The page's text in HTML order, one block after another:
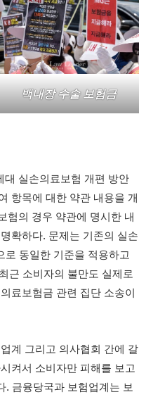
백내장 수술 보험금
실손의료보험 개편 방안
항목에 대한 약관 내용을 개
험의 경우 약관에 명시한 내
확하다. 문제는 기존의 실손
로 동일한 기준을 적용하고
근 소비자의 불만도 실제로
료보험금 관련 집단 소송이
계 그리고 의사협회 간에 갈
켜서 소비자만 피해를 보고
. 금융당국과 보험업계는 보